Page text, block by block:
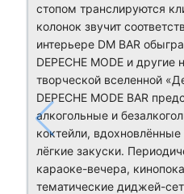
стопом транслируются
колонок звучит
интерьере DM BAR
DEPECHE MODE и
творческой вселенной
DEPECHE MODE BAR
алкогольные и
коктейли,
лёгкие закуски.
караоке-вечера,
тематические диджей-